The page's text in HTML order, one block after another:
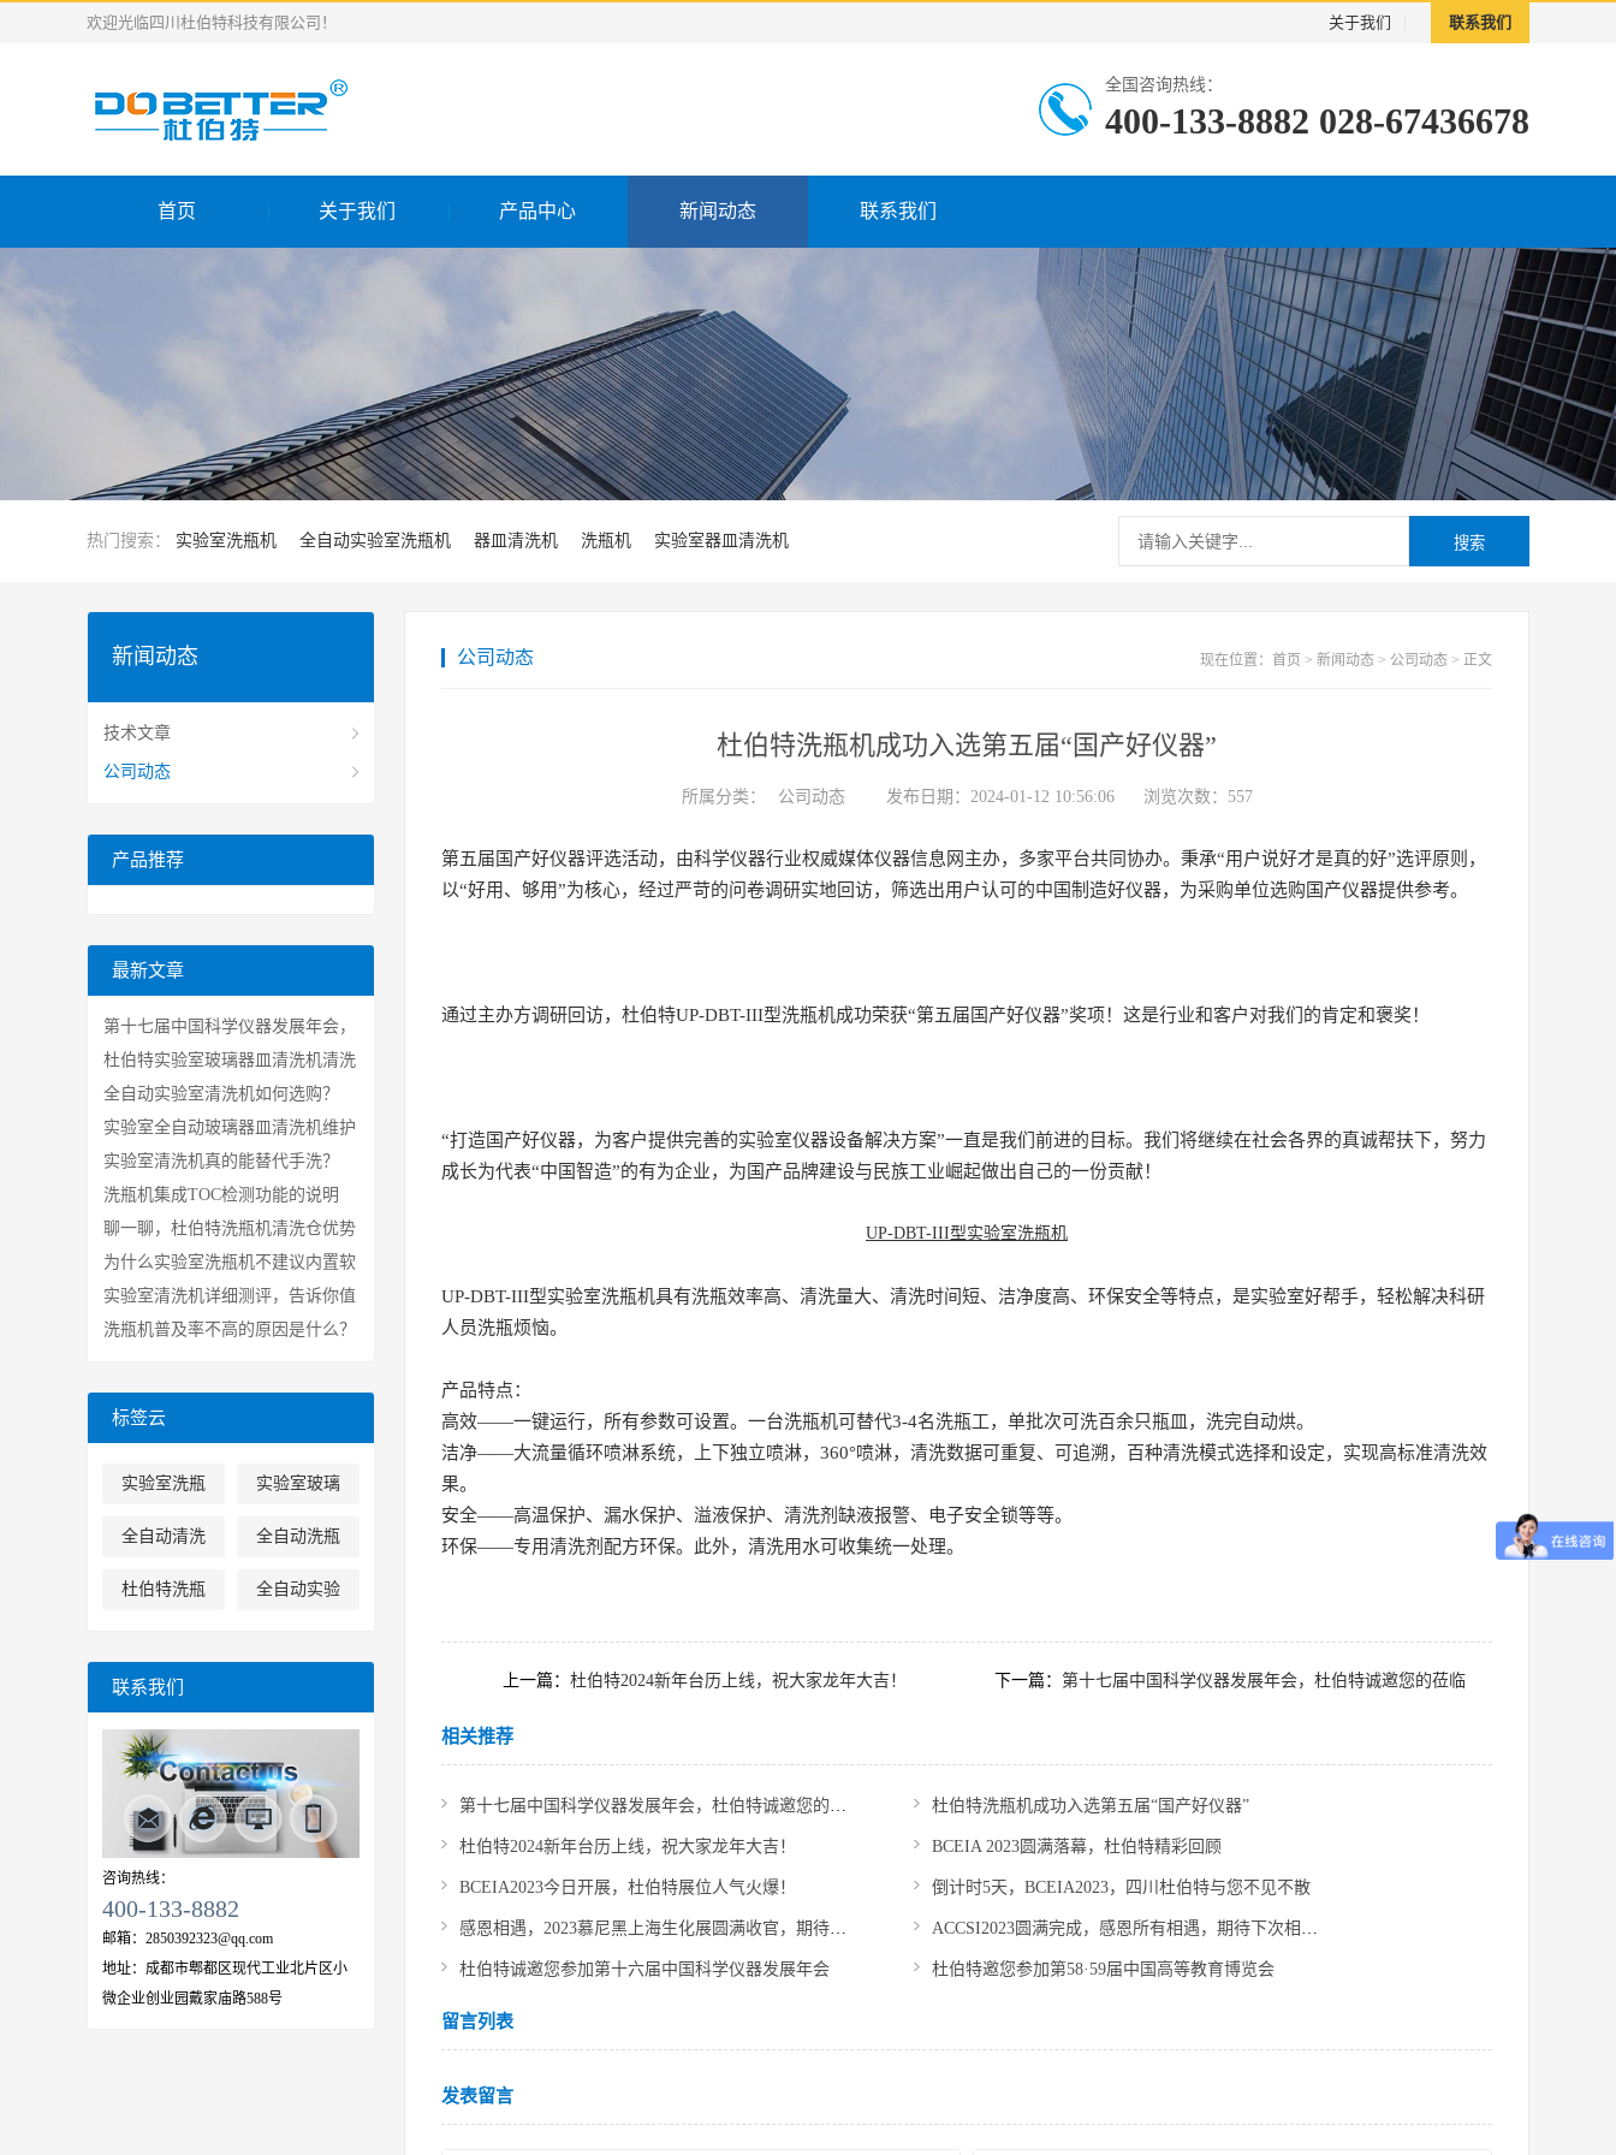
欢迎光临四川杜伯特科技有限公司！ 关于我们 联系我们
全国咨询热线：
400-133-8882 028-67436678
首页 关于我们 产品中心 新闻动态 联系我们
热门搜索： 实验室洗瓶机 全自动实验室洗瓶机 器皿清洗机 洗瓶机 实验室器皿清洗机 搜索
公司动态 现在位置： 首页 > 新闻动态 > 公司动态 > 正文
杜伯特洗瓶机成功入选第五届“国产好仪器”
所属分类： 公司动态 发布日期：2024-01-12 10:56:06 浏览次数： 557
第五届国产好仪器评选活动，由科学仪器行业权威媒体仪器信息网主办，多家平台共同协办。秉承“用户说好才是真的好”选评原则，
以“好用、够用”为核心，经过严苛的问卷调研实地回访，筛选出用户认可的中国制造好仪器，为采购单位选购国产仪器提供参考。
通过主办方调研回访，杜伯特UP-DBT-III型洗瓶机成功荣获“第五届国产好仪器”奖项！这是行业和客户对我们的肯定和褒奖！
“打造国产好仪器，为客户提供完善的实验室仪器设备解决方案”一直是我们前进的目标。我们将继续在社会各界的真诚帮扶下，努力
成长为代表“中国智造”的有为企业，为国产品牌建设与民族工业崛起做出自己的一份贡献！
UP-DBT-III型实验室洗瓶机
UP-DBT-III型实验室洗瓶机具有洗瓶效率高、清洗量大、清洗时间短、洁净度高、环保安全等特点，是实验室好帮手，轻松解决科研
人员洗瓶烦恼。
产品特点：
高效——一键运行，所有参数可设置。一台洗瓶机可替代3-4名洗瓶工，单批次可洗百余只瓶皿，洗完自动烘。
洁净——大流量循环喷淋系统，上下独立喷淋，360°喷淋，清洗数据可重复、可追溯，百种清洗模式选择和设定，实现高标准清洗效
果。
安全——高温保护、漏水保护、溢液保护、清洗剂缺液报警、电子安全锁等等。
环保——专用清洗剂配方环保。此外，清洗用水可收集统一处理。
上一篇： 杜伯特2024新年台历上线，祝大家龙年大吉！ 下一篇： 第十七届中国科学仪器发展年会，杜伯特诚邀您的莅临
相关推荐
第十七届中国科学仪器发展年会，杜伯特诚邀您的莅临 杜伯特洗瓶机成功入选第五届“国产好仪器”
杜伯特2024新年台历上线，祝大家龙年大吉！ BCEIA 2023圆满落幕，杜伯特精彩回顾
BCEIA2023今日开展，杜伯特展位人气火爆！ 倒计时5天，BCEIA2023，四川杜伯特与您不见不散
感恩相遇，2023慕尼黑上海生化展圆满收官，期待再会！ ACCSI2023圆满完成，感恩所有相遇，期待下次相聚！
杜伯特诚邀您参加第十六届中国科学仪器发展年会 杜伯特邀您参加第58·59届中国高等教育博览会
留言列表
发表留言
新闻动态
技术文章
公司动态
产品推荐
最新文章
第十七届中国科学仪器发展年会，
杜伯特诚邀您的莅临
杜伯特实验室玻璃器皿清洗机清洗
优势
全自动实验室清洗机如何选购？
实验室全自动玻璃器皿清洗机维护
保养
实验室清洗机真的能替代手洗？
洗瓶机集成TOC检测功能的说明
聊一聊，杜伯特洗瓶机清洗仓优势
为什么实验室洗瓶机不建议内置软
水器？
实验室清洗机详细测评，告诉你值
不值得买？
洗瓶机普及率不高的原因是什么？
标签云
实验室洗瓶
机
实验室玻璃
器皿洗瓶机
全自动清洗
消毒机
全自动洗瓶
机
杜伯特洗瓶 全自动实验
联系我们
咨询热线：
400-133-8882
邮箱： 2850392323@qq.com
地址： 成都市郫都区现代工业北片区小
微企业创业园戴家庙路588号